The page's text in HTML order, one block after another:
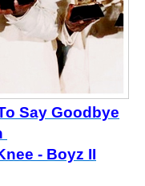
Say Goodbye
- Boyz II